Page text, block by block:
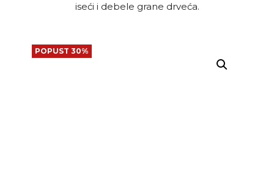
iseći i debele grane drveća.
POPUST 30%